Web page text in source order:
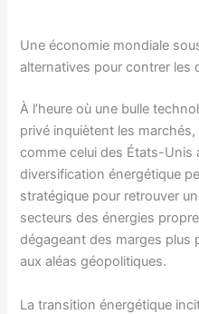
Une économie mondiale
alternatives pour contrer les
À l’heure où une bulle
privé inquiètent les
comme celui des États-Unis
diversification énergétique
stratégique pour retrouver
secteurs des énergies
dégageant des marges plus
aux aléas géopolitiques.
La transition énergétique